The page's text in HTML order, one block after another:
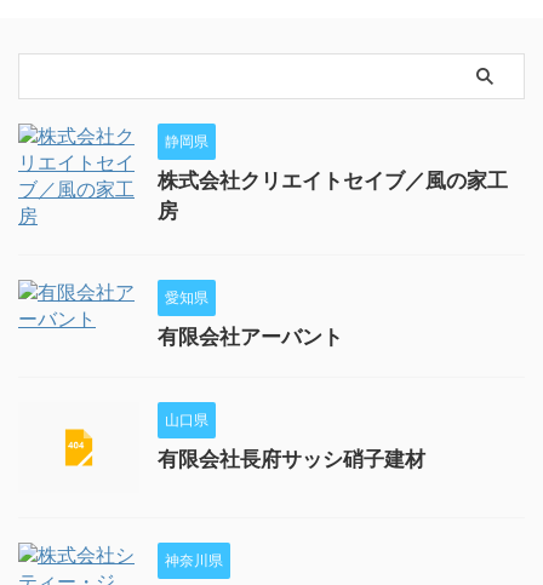
静岡県
株式会社クリエイトセイブ／風の家工
房
愛知県
有限会社アーバント
山口県
有限会社長府サッシ硝子建材
神奈川県